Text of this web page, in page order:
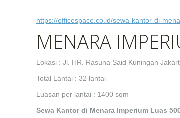
https://officespace.co.id/sewa-kantor-di-
MENARA
Lokasi : Jl. HR. Rasuna Said Kuningan
Total Lantai : 32 lantai
Luasan per lantai : 1400 sqm
Sewa Kantor di Menara Imperium Luas